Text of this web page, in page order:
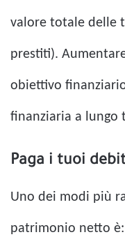
valore totale delle
prestiti).
obiettivo
finanziaria a lungo
Paga i tuoi
Uno dei modi più
patrimonio netto è: